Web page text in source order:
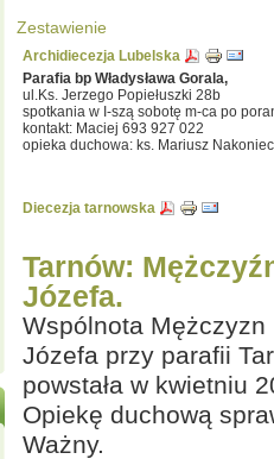
Zestawienie
Archidiecezja Lubelska
Parafia bp Władysława Gorala,
ul.Ks. Jerzego Popiełuszki 28b
spotkania w I-szą sobotę m-ca po
kontakt: Maciej 693 927 022
opieka duchowa: ks. Mariusz
Diecezja tarnowska
Tarnów:
Józefa.
Wspólnota Mężczyzn
Józefa przy parafii
powstała w kwietniu
Opiekę duchową
Ważny.